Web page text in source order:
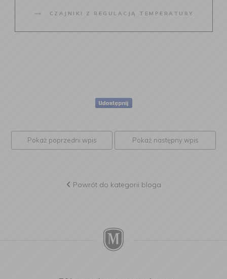
CZAJNIKI Z REGULACJĄ TEMPERATURY
Pokaż poprzedni wpis Pokaż następny wpis
Powrót do kategorii bloga